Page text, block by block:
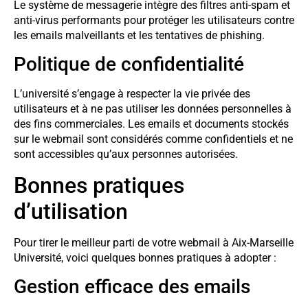
Le système de messagerie intègre des filtres anti-spam et
anti-virus performants pour protéger les utilisateurs contre
les emails malveillants et les tentatives de phishing.
Politique de confidentialité
L’université s’engage à respecter la vie privée des
utilisateurs et à ne pas utiliser les données personnelles à
des fins commerciales. Les emails et documents stockés
sur le webmail sont considérés comme confidentiels et ne
sont accessibles qu’aux personnes autorisées.
Bonnes pratiques
d’utilisation
Pour tirer le meilleur parti de votre webmail à Aix-Marseille
Université, voici quelques bonnes pratiques à adopter :
Gestion efficace des emails